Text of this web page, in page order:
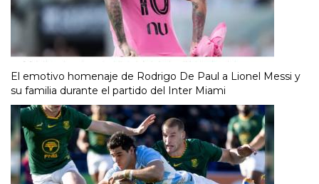
El emotivo homenaje de Rodrigo De Paul a Lionel Messi y
su familia durante el partido del Inter Miami